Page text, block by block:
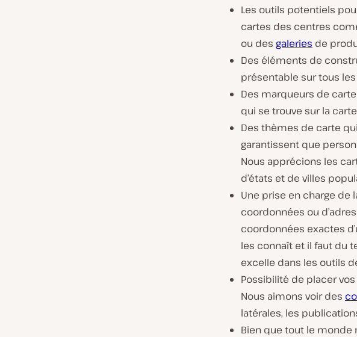
Les outils potentiels
cartes des centres
ou des galeries de
Des éléments de
présentable sur tous
Des marqueurs de
qui se trouve sur la
Des thèmes de carte
garantissent que
Nous apprécions les
d’états et de villes
Une prise en charge de
coordonnées ou
coordonnées exactes
les connaît et il faut du
excelle dans les outils
Possibilité de placer
Nous aimons voir des
latérales, les
Bien que tout le monde